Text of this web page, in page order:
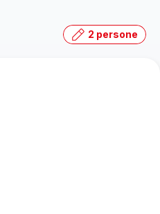
2 persone